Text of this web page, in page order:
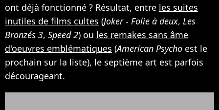
ont déjà fonctionné ? Résultat, entre les suites
inutiles de films cultes (Joker - Folie à deux, Les
Bronzés 3, Speed 2) ou les remakes sans âme
d'oeuvres emblématiques (American Psycho est le
prochain sur la liste), le septième art est parfois
décourageant.